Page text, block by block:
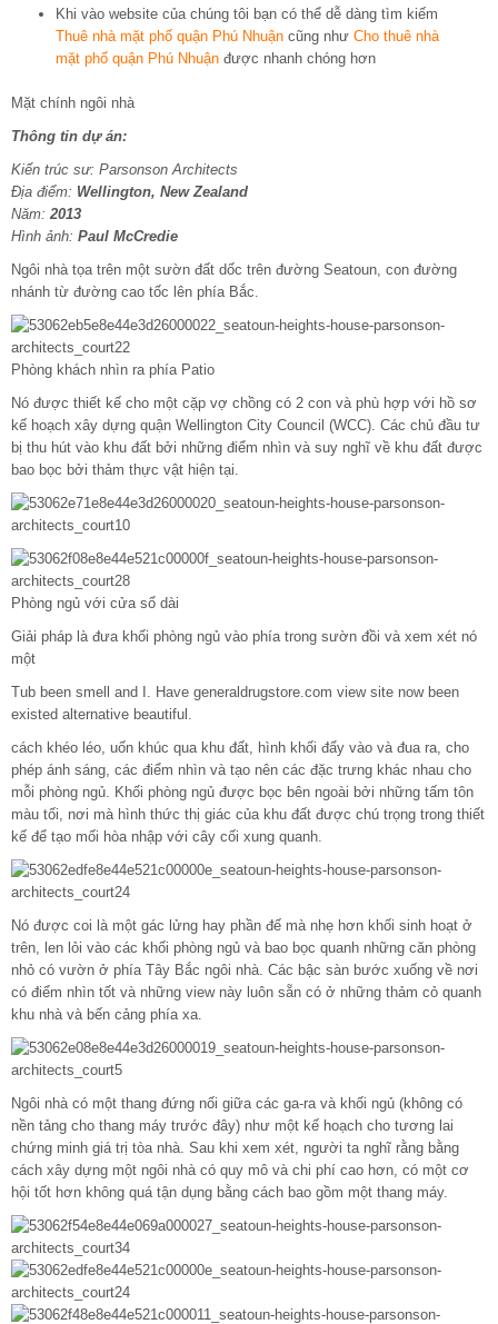
Khi vào website của chúng tôi bạn có thể dễ dàng tìm kiếm
Thuê nhà mặt phố quận Phú Nhuận cũng như Cho thuê nhà
mặt phố quận Phú Nhuận được nhanh chóng hơn
Mặt chính ngôi nhà
Thông tin dự án:
Kiến trúc sư: Parsonson Architects
Địa điểm: Wellington, New Zealand
Năm: 2013
Hình ảnh: Paul McCredie
Ngôi nhà tọa trên một sườn đất dốc trên đường Seatoun, con đường
nhánh từ đường cao tốc lên phía Bắc.
Phòng khách nhìn ra phía Patio
Nó được thiết kế cho một cặp vợ chồng có 2 con và phù hợp với hồ sơ
kế hoạch xây dựng quận Wellington City Council (WCC). Các chủ đầu tư
bị thu hút vào khu đất bởi những điểm nhìn và suy nghĩ về khu đất được
bao bọc bởi thảm thực vật hiện tại.
Phòng ngủ với cửa sổ dài
Giải pháp là đưa khối phòng ngủ vào phía trong sườn đồi và xem xét nó
một
Tub been smell and I. Have generaldrugstore.com view site now been
existed alternative beautiful.
cách khéo léo, uốn khúc qua khu đất, hình khối đẩy vào và đua ra, cho
phép ánh sáng, các điểm nhìn và tạo nên các đặc trưng khác nhau cho
mỗi phòng ngủ. Khối phòng ngủ được bọc bên ngoài bởi những tấm tôn
màu tối, nơi mà hình thức thị giác của khu đất được chú trọng trong thiết
kế để tạo mối hòa nhập với cây cối xung quanh.
Nó được coi là một gác lửng hay phần đế mà nhẹ hơn khối sinh hoạt ở
trên, len lỏi vào các khối phòng ngủ và bao bọc quanh những căn phòng
nhỏ có vườn ở phía Tây Bắc ngôi nhà. Các bậc sàn bước xuống về nơi
có điểm nhìn tốt và những view này luôn sẵn có ở những thảm cỏ quanh
khu nhà và bến cảng phía xa.
Ngôi nhà có một thang đứng nối giữa các ga-ra và khối ngủ (không có
nền tảng cho thang máy trước đây) như một kế hoạch cho tương lai
chứng minh giá trị tòa nhà. Sau khi xem xét, người ta nghĩ rằng bằng
cách xây dựng một ngôi nhà có quy mô và chi phí cao hơn, có một cơ
hội tốt hơn không quá tận dụng bằng cách bao gồm một thang máy.